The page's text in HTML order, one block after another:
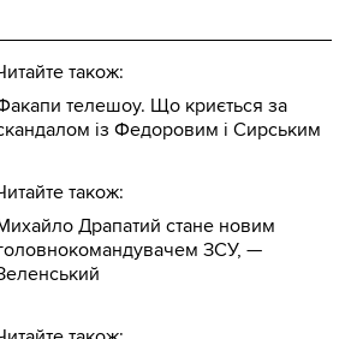
також:
телешоу. Що криється за
із Федоровим і Сирським
також:
Драпатий стане новим
ЗСУ, —